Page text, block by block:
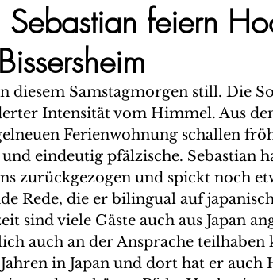
feiern
diesem Samstagmorgen still. Die
Intensität vom Himmel. Aus
Ferienwohnung schallen
eindeutig pfälzische. Sebastian
zurückgezogen und spickt noch
Rede, die er bilingual auf
sind viele Gäste auch aus Japan
auch an der Ansprache teilhaben
in Japan und dort hat er auch